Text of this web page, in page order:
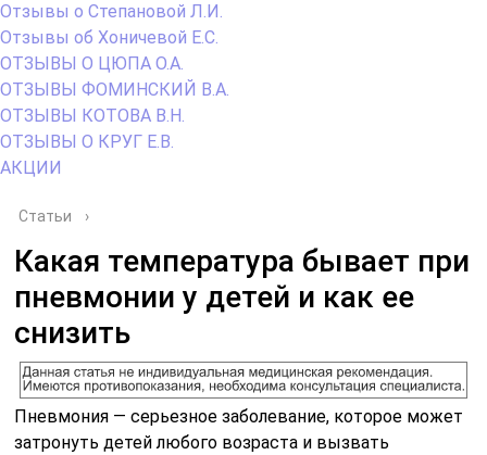
Отзывы о Степановой Л.И.
Отзывы об Хоничевой Е.С.
ОТЗЫВЫ О ЦЮПА О.А.
ОТЗЫВЫ ФОМИНСКИЙ В.А.
ОТЗЫВЫ КОТОВА В.Н.
ОТЗЫВЫ О КРУГ Е.В.
АКЦИИ
Статьи ›
Какая температура бывает при
пневмонии у детей и как ее
снизить
Пневмония — серьезное заболевание, которое может
затронуть детей любого возраста и вызвать